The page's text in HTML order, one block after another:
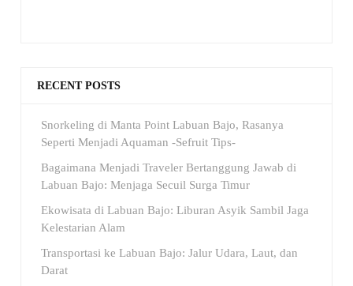
RECENT POSTS
Snorkeling di Manta Point Labuan Bajo, Rasanya
Seperti Menjadi Aquaman -Sefruit Tips-
Bagaimana Menjadi Traveler Bertanggung Jawab di
Labuan Bajo: Menjaga Secuil Surga Timur
Ekowisata di Labuan Bajo: Liburan Asyik Sambil Jaga
Kelestarian Alam
Transportasi ke Labuan Bajo: Jalur Udara, Laut, dan
Darat